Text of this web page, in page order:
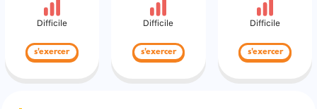
Difficile
s'exercer
Difficile
s'exercer
Difficile
s'exercer